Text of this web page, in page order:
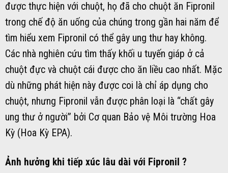
được thực hiện với chuột, họ đã cho chuột ăn Fipronil
trong chế độ ăn uống của chúng trong gần hai năm để
tìm hiểu xem Fipronil có thể gây ung thư hay không.
Các nhà nghiên cứu tìm thấy khối u tuyến giáp ở cả
chuột đực và chuột cái được cho ăn liều cao nhất. Mặc
dù những phát hiện này được coi là chỉ áp dụng cho
chuột, nhưng Fipronil vẫn được phân loại là “chất gây
ung thư ở người” bởi Cơ quan Bảo vệ Môi trường Hoa
Kỳ (Hoa Kỳ EPA).
Ảnh hưởng khi tiếp xúc lâu dài với Fipronil ?